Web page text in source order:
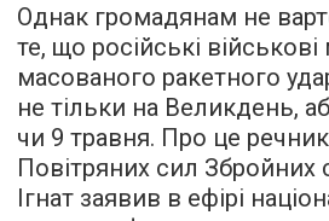
Однак громадянам не
те, що російські
масованого ракетного
не тільки на Великдень,
чи 9 травня. Про це
Повітряних сил Збройних
Ігнат заявив в ефірі